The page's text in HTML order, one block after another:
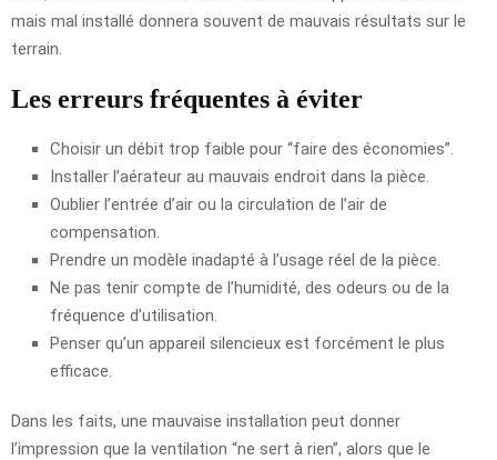
mais mal installé donnera souvent de mauvais résultats sur le
terrain.
Les erreurs fréquentes à éviter
Choisir un débit trop faible pour “faire des économies”.
Installer l’aérateur au mauvais endroit dans la pièce.
Oublier l’entrée d’air ou la circulation de l’air de
compensation.
Prendre un modèle inadapté à l’usage réel de la pièce.
Ne pas tenir compte de l’humidité, des odeurs ou de la
fréquence d’utilisation.
Penser qu’un appareil silencieux est forcément le plus
efficace.
Dans les faits, une mauvaise installation peut donner
l’impression que la ventilation “ne sert à rien”, alors que le